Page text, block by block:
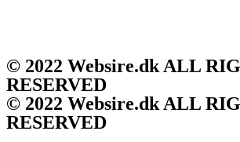
© 2022 Websire.dk ALL
RESERVED
© 2022 Websire.dk ALL
RESERVED